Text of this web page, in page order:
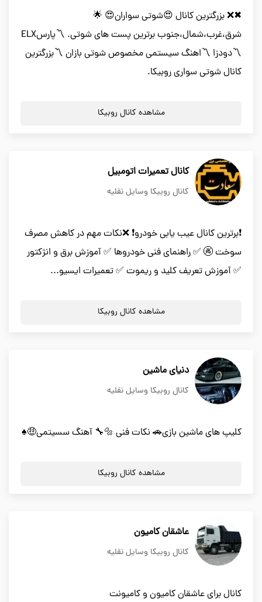
✖❌ بزرگترین کانال 😍شوتی سواران😍 🌟
شرق،غرب،شمال،جنوب برترین پست های شوتی. 〽️پارسELX
〽️دودزا 〽️اهنگ سیستمی مخصوص شوتی بازان 〽️بزرگترین
کانال شوتی سواری روبیکا.
مشاهده کانال روبیکا
کانال تعمیرات اتومبیل
کانال روبیکا وسایل نقلیه
❗برترین کانال عیب یابی خودرو❗ ❌نکات مهم در کاهش مصرف
سوخت 🚱 ✅ راهنمای فنی خودروها ✅ آموزش برق و انژکتور
✅ آموزش تعریف کلید و ریموت ✅ تعمیرات ایسیو...
مشاهده کانال روبیکا
دنیای ماشین
کانال روبیکا وسایل نقلیه
کلیپ های ماشین بازی🚗 نکات فنی 🔩🔧 آهنگ سسیتمی🤑♠️
مشاهده کانال روبیکا
عاشقان کامیون
کانال روبیکا وسایل نقلیه
کانال برای عاشقان کامیون و کامیونت